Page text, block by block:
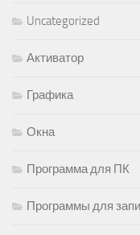
Uncategorized
Активатор
Графика
Окна
Программа для ПК
Программы для